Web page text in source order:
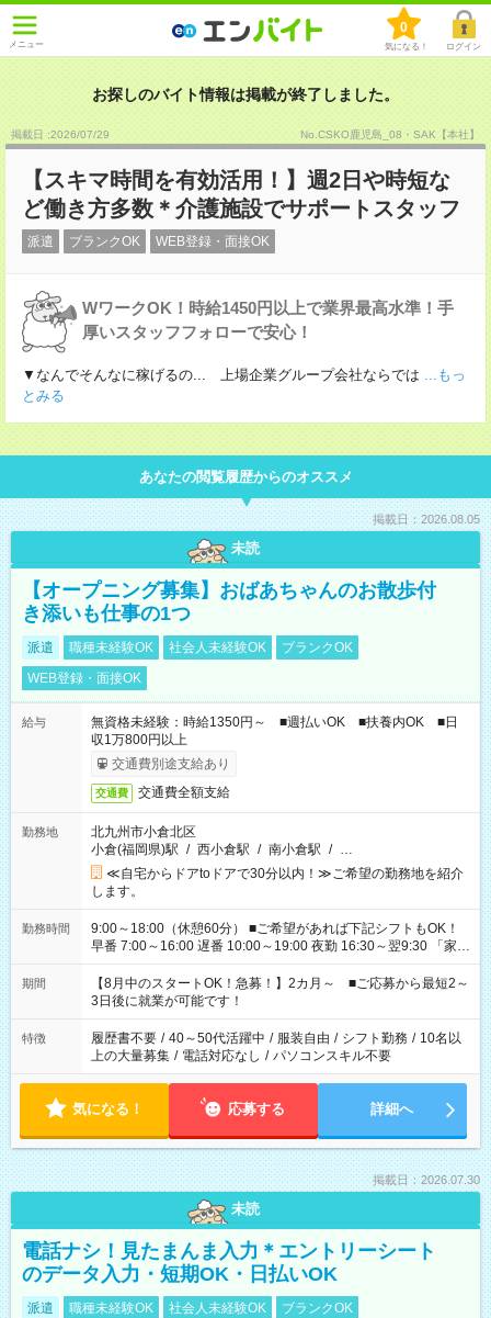
メニュー
0
気になる！ ログイン
お探しのバイト情報は掲載が終了しました。
掲載日 :2026/07/29 No.CSKO鹿児島_08・SAK【本社】
【スキマ時間を有効活用！】週2日や時短な
ど働き方多数＊介護施設でサポートスタッフ
派遣 ブランクOK WEB登録・面接OK
WワークOK！時給1450円以上で業界最高水準！手
厚いスタッフフォローで安心！
▼なんでそんなに稼げるの... 上場企業グループ会社ならでは ...もっ
とみる
あなたの閲覧履歴からのオススメ
掲載日：2026.08.05
未読
【オープニング募集】おばあちゃんのお散歩付
き添いも仕事の1つ
派遣 職種未経験OK 社会人未経験OK
ブランクOK
WEB登録・面接OK
給与
無資格未経験：時給1350円～ ■週払いOK ■扶養内OK ■日
収1万800円以上
交通費別途支給あり
交通費 交通費全額支給
勤務地
北九州市小倉北区
小倉(福岡県)駅 / 西小倉駅 / 南小倉駅 / …
≪自宅からドアtoドアで30分以内！≫ご希望の勤務地を紹介
します。
勤務時間
9:00～18:00（休憩60分） ■ご希望があれば下記シフトもOK！
早番 7:00～16:00 遅番 10:00～19:00 夜勤 16:30～翌9:30 「家族
と休みを合わせたい」 「余裕を持って夕飯の準備がしたい」
「できれば残業はしたくない」 など、ご希望を教えてください
ね。 ※Wワーク希望の方へ 今ご覧のお仕事で希望する勤務時間
と、もう1つのお仕事の勤務時間。 合計で週40時間を超える場
合は応募できません。
期間
【8月中のスタートOK！急募！】2カ月～ ■ご応募から最短2～
3日後に就業が可能です！
特徴 履歴書不要 / 40～50代活躍中 / 服装自由 / シフト勤務 / 10名以
上の大量募集 / 電話対応なし / パソコンスキル不要
気になる！ 応募する 詳細へ
掲載日：2026.07.30
未読
電話ナシ！見たまんま入力＊エントリーシート
のデータ入力・短期OK・日払いOK
派遣 職種未経験OK 社会人未経験OK
ブランクOK